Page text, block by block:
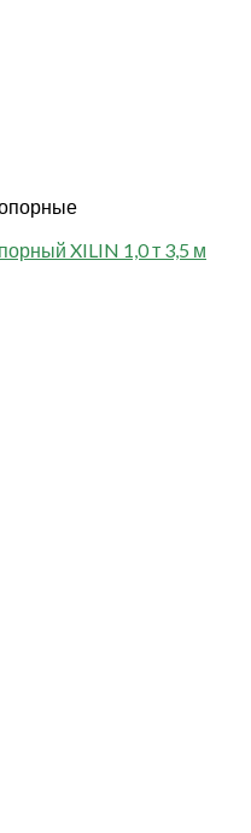
XILIN 1,0 т 3,5 м